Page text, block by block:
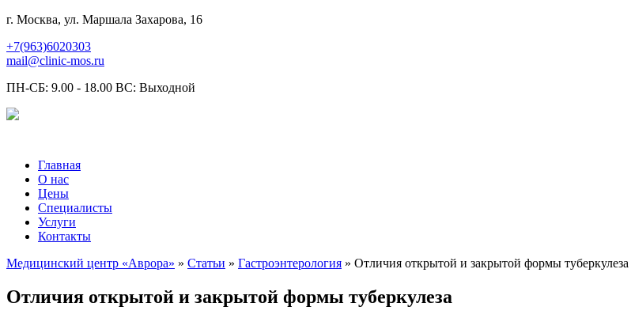
г. Москва, ул. Маршала Захарова, 16
+7(963)6020303
mail@clinic-mos.ru
ПН-СБ: 9.00 - 18.00 ВС: Выходной
Главная
О нас
Цены
Специалисты
Услуги
Контакты
Медицинский центр «Аврора» » Статьи » Гастроэнтерология » Отличия открытой и закрытой формы туберкулеза
Отличия открытой и закрытой формы туберкулеза